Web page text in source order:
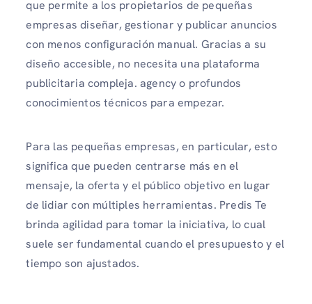
que permite a los propietarios de pequeñas
empresas diseñar, gestionar y publicar anuncios
con menos configuración manual. Gracias a su
diseño accesible, no necesita una plataforma
publicitaria compleja. agency o profundos
conocimientos técnicos para empezar.
Para las pequeñas empresas, en particular, esto
significa que pueden centrarse más en el
mensaje, la oferta y el público objetivo en lugar
de lidiar con múltiples herramientas. Predis Te
brinda agilidad para tomar la iniciativa, lo cual
suele ser fundamental cuando el presupuesto y el
tiempo son ajustados.